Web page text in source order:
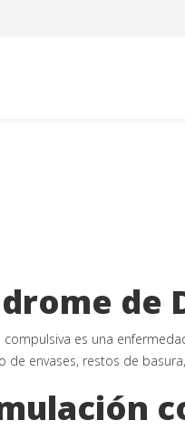
de
es una
envases, restos de